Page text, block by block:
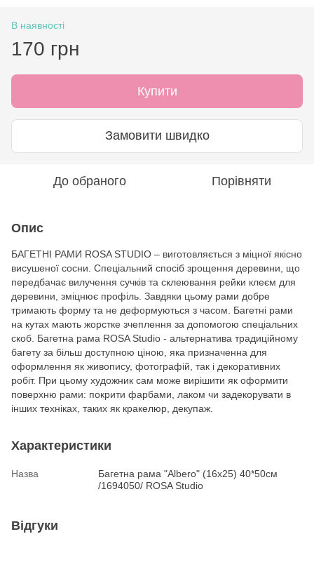
В наявності
170 грн
Купити
Замовити швидко
До обраного Порівняти
Опис
БАГЕТНІ РАМИ ROSA STUDIO – виготовляється з міцної якісно
висушеної сосни. Спеціальний спосіб зрощення деревини, що
передбачає вилучення сучків та склеювання рейки клеєм для
деревини, зміцнює профіль. Завдяки цьому рами добре
тримають форму та не деформуються з часом. Багетні рами
на кутах мають жорстке зчеплення за допомогою спеціальних
скоб. Багетна рама ROSA Studio - альтернатива традиційному
багету за більш доступною ціною, яка призначенна для
оформлення як живопису, фотографій, так і декоративних
робіт. При цьому художник сам може вирішити як оформити
поверхню рами: покрити фарбами, лаком чи задекорувати в
інших техніках, таких як кракелюр, декупаж.
Характеристики
Назва
Багетна рама "Albero" (16х25) 40*50см
/1694050/ ROSA Studio
Відгуки